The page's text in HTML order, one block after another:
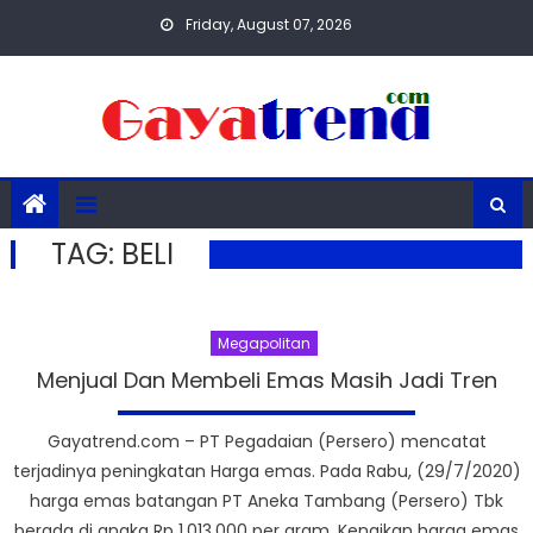
Friday, August 07, 2026
TAG: BELI
Megapolitan
Menjual Dan Membeli Emas Masih Jadi Tren
Gayatrend.com – PT Pegadaian (Persero) mencatat
terjadinya peningkatan Harga emas. Pada Rabu, (29/7/2020)
harga emas batangan PT Aneka Tambang (Persero) Tbk